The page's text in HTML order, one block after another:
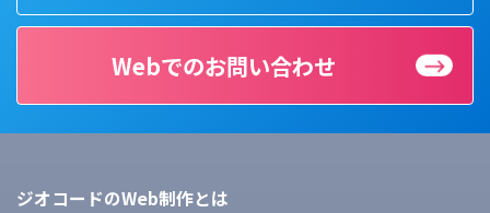
Webでのお問い合わせ
ジオコードのWeb制作とは